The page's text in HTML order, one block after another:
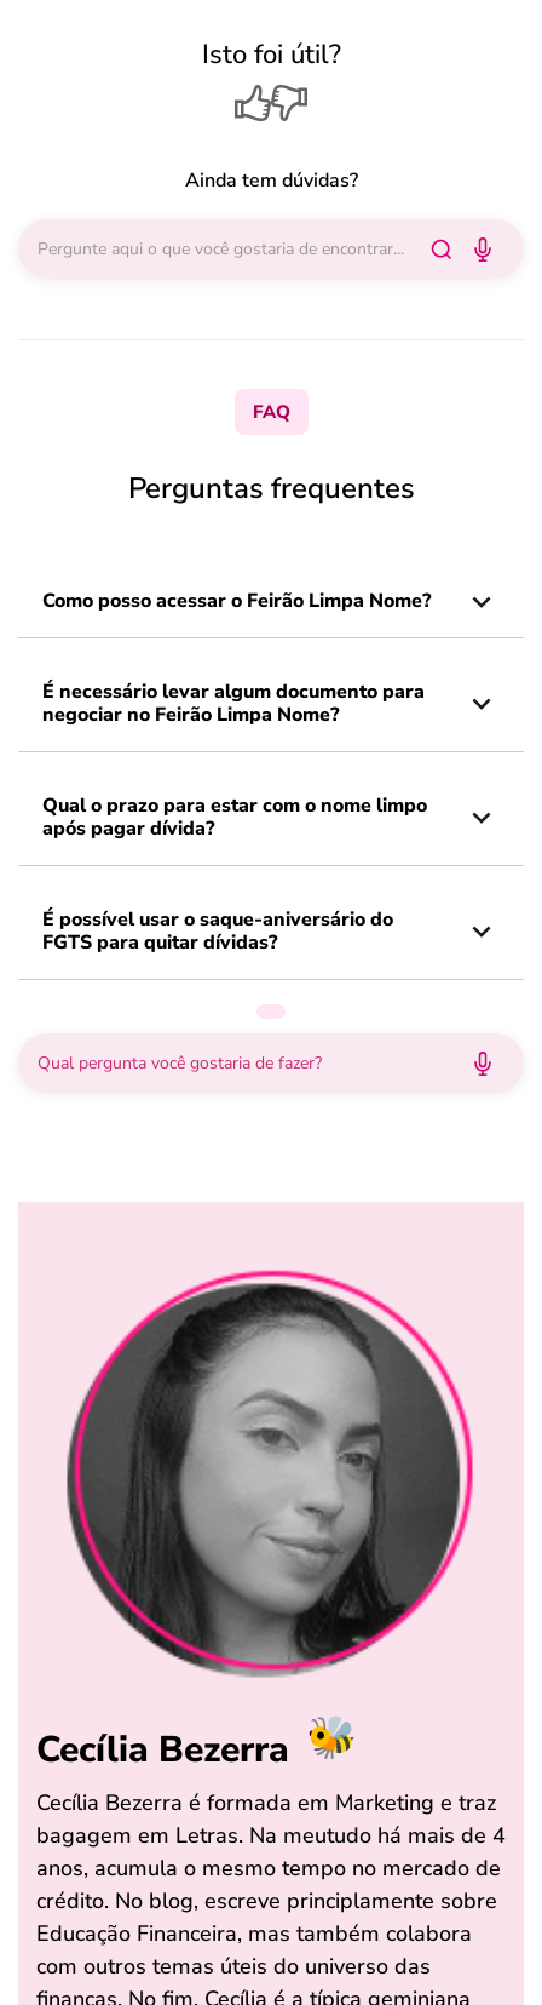
Isto foi útil?
Ainda tem dúvidas?
FAQ
Perguntas frequentes
Como posso acessar o Feirão Limpa Nome?
É necessário levar algum documento para
negociar no Feirão Limpa Nome?
Qual o prazo para estar com o nome limpo
após pagar dívida?
É possível usar o saque-aniversário do
FGTS para quitar dívidas?
Cecília Bezerra
Cecília Bezerra é formada em Marketing e traz
bagagem em Letras. Na meutudo há mais de 4
anos, acumula o mesmo tempo no mercado de
crédito. No blog, escreve principlamente sobre
Educação Financeira, mas também colabora
com outros temas úteis do universo das
finanças. No fim, Cecília é a típica geminiana